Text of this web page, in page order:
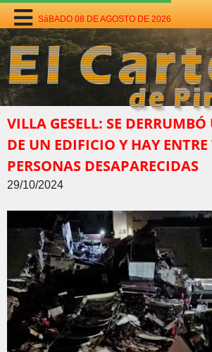
SáBADO 08 DE AGOSTO DE 2026
VILLA GESELL: SE
DE UN EDIFICIO Y HAY ENTRE
PERSONAS DESAPARECIDAS
29/10/2024